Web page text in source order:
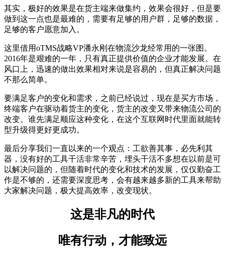
其实，极好的效果是在货主端来做集约，效果会很好，但是要
做到这一点也是最难的，需要有足够的用户群，足够的数据，
足够的客户愿意加入。
这里借用oTMS战略VP潘永刚在物流沙龙经常用的一张图。
2016年是艰难的一年，只有真正提供价值的企业才能发展。在
风口上，迅速的做出效果相对来说是容易的，但真正解决问题
不那么简单。
要满足客户的变化和需求，之前已经说过，现在是买方市场，
终端客户在驱动着货主的变化，货主的改变又带来物流公司的
改变。谁先满足顺应这种变化，在这个互联网时代里面就能转
型升级得更好更成功。
最后分享我们一直以来的一个观点：工欲善其事，必先利其
器，没有好的工具干活非常辛苦，埋头干活不多想在以前是可
以解决问题的，但随着时代的变化和技术的发展，仅仅勤奋工
作是不够的，还需要深度思考，会有越来越多新的工具来帮助
大家解决问题，极大提高效率，改变现状。
这是非凡的时代
唯有行动，才能致远